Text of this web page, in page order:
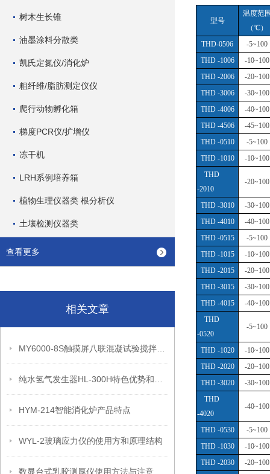
树木生长锥
油墨涂料分散类
凯氏定氮仪/消化炉
粗纤维/脂肪测定仪仪
爬行动物孵化箱
梯度PCR仪/扩增仪
冻干机
LRH系例培养箱
植物生理仪器类 根分析仪
土壤检测仪器类
查看更多
相关文章
HYM-214智能消化炉产品特点
WYL-2玻璃应力仪的使用方和原理结构
型号
温度范
（℃）
THD-0506
-5~100
THD -1006
-10~100
THD -2006
-20~100
THD -3006
-30~100
THD -4006
-40~100
THD -4506
-45~100
THD -0510
-5~100
THD -1010
-10~100
THD
-2010
-20~100
THD -3010
-30~100
THD -4010
-40~100
THD -0515
-5~100
THD -1015
-10~100
THD -2015
-20~100
THD -3015
-30~100
THD -4015
-40~100
THD
-0520
-5~100
THD -1020
-10~100
THD -2020
-20~100
THD -3020
-30~100
THD
-4020
-40~100
THD -0530
-5~100
THD -1030
-10~100
THD -2030
-20~100